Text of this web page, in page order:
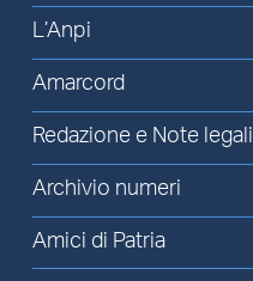
L’Anpi
Amarcord
Redazione e Note legali
Archivio numeri
Amici di Patria